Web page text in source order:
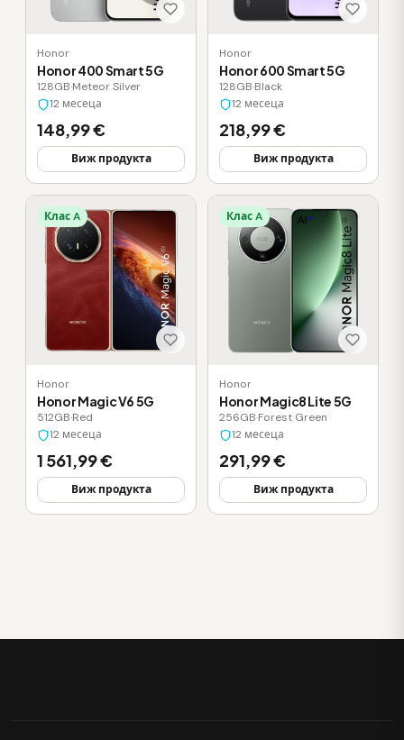
Honor
Honor 400 Smart 5G
128GB·Meteor Silver
12 месеца
148,99 €
Виж продукта
Honor
Honor 600 Smart 5G
128GB·Black
12 месеца
218,99 €
Виж продукта
Клас A
Honor
Honor Magic V6 5G
512GB·Red
12 месеца
1 561,99 €
Виж продукта
Клас A
Honor
Honor Magic8 Lite 5G
256GB·Forest Green
12 месеца
291,99 €
Виж продукта